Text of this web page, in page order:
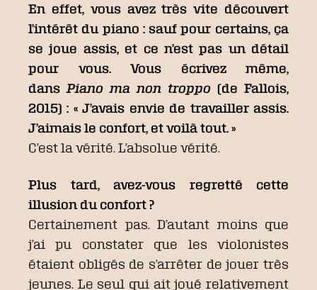
En effet, vous avez très vite découvert
l’intérêt du piano : sauf pour certains, ça
se joue assis, et ce n’est pas un détail
pour vous. Vous écrivez même,
dans Piano ma non troppo (de Fallois,
2015) : « J’avais envie de travailler assis.
J’aimais le confort, et voilà tout. »
C’est la vérité. L’absolue vérité.
Plus tard, avez-vous regretté cette
illusion du confort ?
Certainement pas. D’autant moins que
j’ai pu constater que les violonistes
étaient obligés de s’arrêter de jouer très
jeunes. Le seul qui ait joué relativement